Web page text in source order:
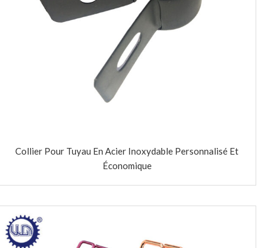
Collier Pour Tuyau En Acier Inoxydable Personnalisé Et
Économique